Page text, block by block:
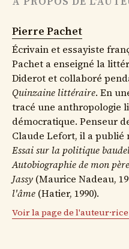
Pierre Pachet
Écrivain et essayiste
Pachet a enseigné la
Diderot et collaboré
Quinzaine littéraire. En
tracé une anthropologie
démocratique. Penseur
Claude Lefort, il a publié
Essai sur la politique
Autobiographie de mon père
Jassy (Maurice Nadeau,
l'âme (Hatier, 1990).
Voir la page de